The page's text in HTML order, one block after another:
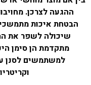
ההגעה לצרכן.
הבטחת איכות
שיכולה לשפר את
מתקדמת הן סימן
למשתמשים לסנן